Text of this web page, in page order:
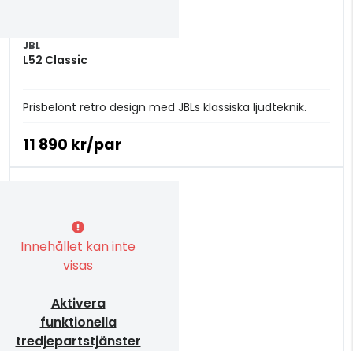
JBL
L52 Classic
Prisbelönt retro design med JBLs klassiska ljudteknik.
11 890 kr/par
Innehållet kan inte
visas
Aktivera
funktionella
tredjepartstjänster